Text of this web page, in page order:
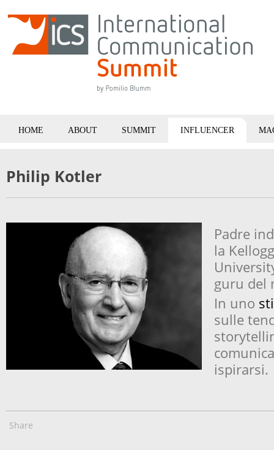
HOME ABOUT SUMMIT INFLUENCER
Philip Kotler
Padre
la
guru del
In uno
sulle
ispirarsi.
Share